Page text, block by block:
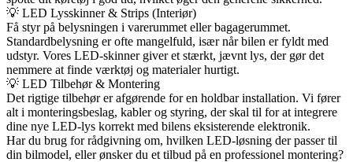
💡 LED Lysskinner & Strips (Interiør)
Få styr på belysningen i varerummet eller bagagerummet.
Standardbelysning er ofte mangelfuld, især når bilen er fyldt med
udstyr. Vores LED-skinner giver et stærkt, jævnt lys, der gør det
nemmere at finde værktøj og materialer hurtigt.
💡 LED Tilbehør & Montering
Det rigtige tilbehør er afgørende for en holdbar installation. Vi fører
alt i monteringsbeslag, kabler og styring, der skal til for at integrere
dine nye LED-lys korrekt med bilens eksisterende elektronik.
Har du brug for rådgivning om, hvilken LED-løsning der passer til
din bilmodel, eller ønsker du et tilbud på en professionel montering?